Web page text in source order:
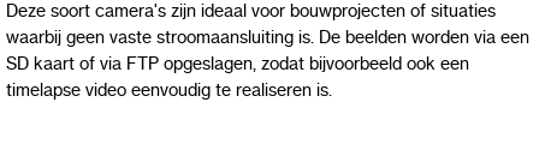
Deze soort camera's zijn ideaal voor bouwprojecten of situaties
waarbij geen vaste stroomaansluiting is. De beelden worden via een
SD kaart of via FTP opgeslagen, zodat bijvoorbeeld ook een
timelapse video eenvoudig te realiseren is.